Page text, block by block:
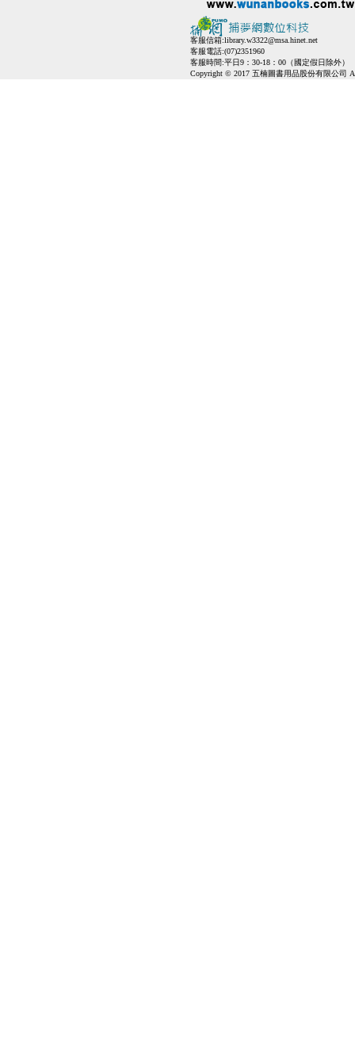
客服信箱:library.w3322@msa.hinet.net
客服電話:(07)2351960
客服時間:平日9：30-18：00（國定假日除外）
Copyright © 2017 五楠圖書用品股份有限公司